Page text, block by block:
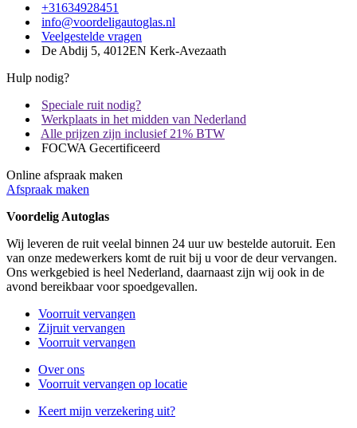
+31634928451
info@voordeligautoglas.nl
Veelgestelde vragen
De Abdij 5, 4012EN Kerk-Avezaath
Hulp nodig?
Speciale ruit nodig?
Werkplaats in het midden van Nederland
Alle prijzen zijn inclusief 21% BTW
FOCWA Gecertificeerd
Online afspraak maken
Afspraak maken
Voordelig Autoglas
Wij leveren de ruit veelal binnen 24 uur uw bestelde autoruit. Een
van onze medewerkers komt de ruit bij u voor de deur vervangen.
Ons werkgebied is heel Nederland, daarnaast zijn wij ook in de
avond bereikbaar voor spoedgevallen.
Voorruit vervangen
Zijruit vervangen
Voorruit vervangen
Over ons
Voorruit vervangen op locatie
Keert mijn verzekering uit?